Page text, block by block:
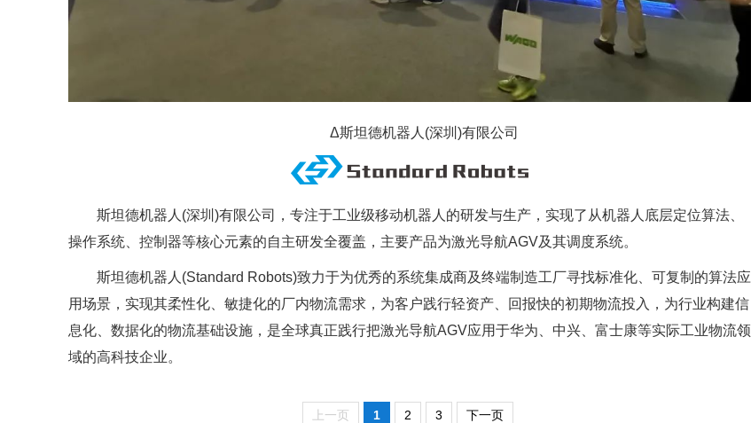
Δ斯坦德机器人(深圳)有限公司
斯坦德机器人(深圳)有限公司，专注于工业级移动机器人的研发与生产，实现了从机器人底层定位算法、
操作系统、控制器等核心元素的自主研发全覆盖，主要产品为激光导航AGV及其调度系统。
斯坦德机器人(Standard Robots)致力于为优秀的系统集成商及终端制造工厂寻找标准化、可复制的算法应
用场景，实现其柔性化、敏捷化的厂内物流需求，为客户践行轻资产、回报快的初期物流投入，为行业构建信
息化、数据化的物流基础设施，是全球真正践行把激光导航AGV应用于华为、中兴、富士康等实际工业物流领
域的高科技企业。
上一页 1 2 3 下一页